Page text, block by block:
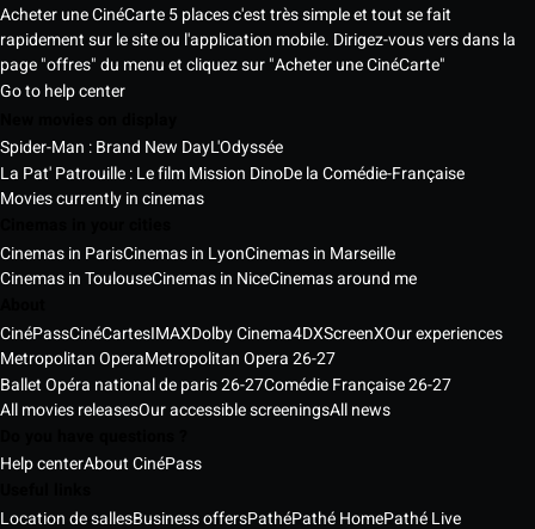
Acheter une CinéCarte 5 places c'est très simple et tout se fait
rapidement sur le site ou l'application mobile. Dirigez-vous vers dans la
page "offres" du menu et cliquez sur "Acheter une CinéCarte"
Go to help center
Spider-Man : Brand New DayL'Odyssée
La Pat' Patrouille : Le film Mission DinoDe la Comédie-Française
Movies currently in cinemas
Cinemas in ParisCinemas in LyonCinemas in Marseille
Cinemas in ToulouseCinemas in NiceCinemas around me
CinéPassCinéCartesIMAXDolby Cinema4DXScreenXOur experiences
Metropolitan OperaMetropolitan Opera 26-27
Ballet Opéra national de paris 26-27Comédie Française 26-27
All movies releasesOur accessible screeningsAll news
Help centerAbout CinéPass
Location de sallesBusiness offersPathéPathé HomePathé Live